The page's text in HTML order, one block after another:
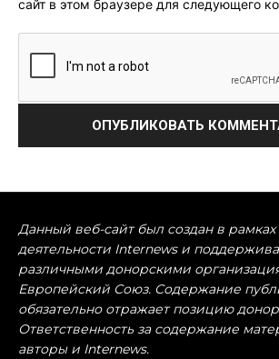
сайт в этом браузере для следующего
Данный веб-сайт был создан в
деятельности Internews и
различными донорскими
Европейский Союз. Содержание
обязательно отражает позицию
Ответственность за содержание
авторы и Internews.